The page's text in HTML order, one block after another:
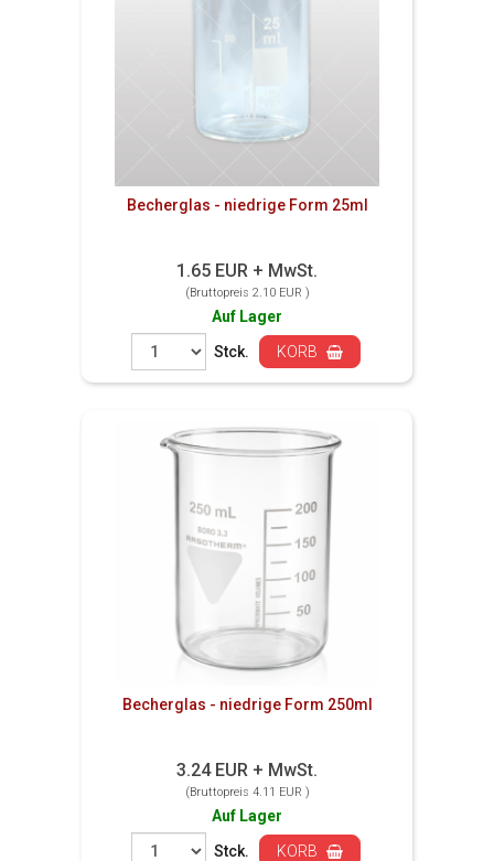
Becherglas - niedrige Form 25ml
1.65 EUR + MwSt.
(Bruttopreis 2.10 EUR )
Auf Lager
Stck.
KORB
Becherglas - niedrige Form 250ml
3.24 EUR + MwSt.
(Bruttopreis 4.11 EUR )
Auf Lager
Stck.
KORB